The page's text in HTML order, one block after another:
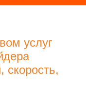
услуг
скорость,